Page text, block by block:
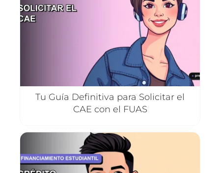
Tu Guía Definitiva para Solicitar el
CAE con el FUAS